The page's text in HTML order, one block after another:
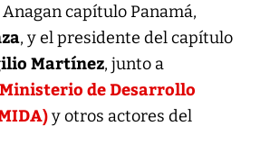
capítulo Panamá,
, y el presidente del capítulo
Martínez, junto a
Ministerio de Desarrollo
y otros actores del